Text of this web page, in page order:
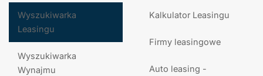
Wyszukiwarka
Leasingu
Wyszukiwarka
Wynajmu
Kalkulator Leasingu
Firmy leasingowe
Auto leasing -